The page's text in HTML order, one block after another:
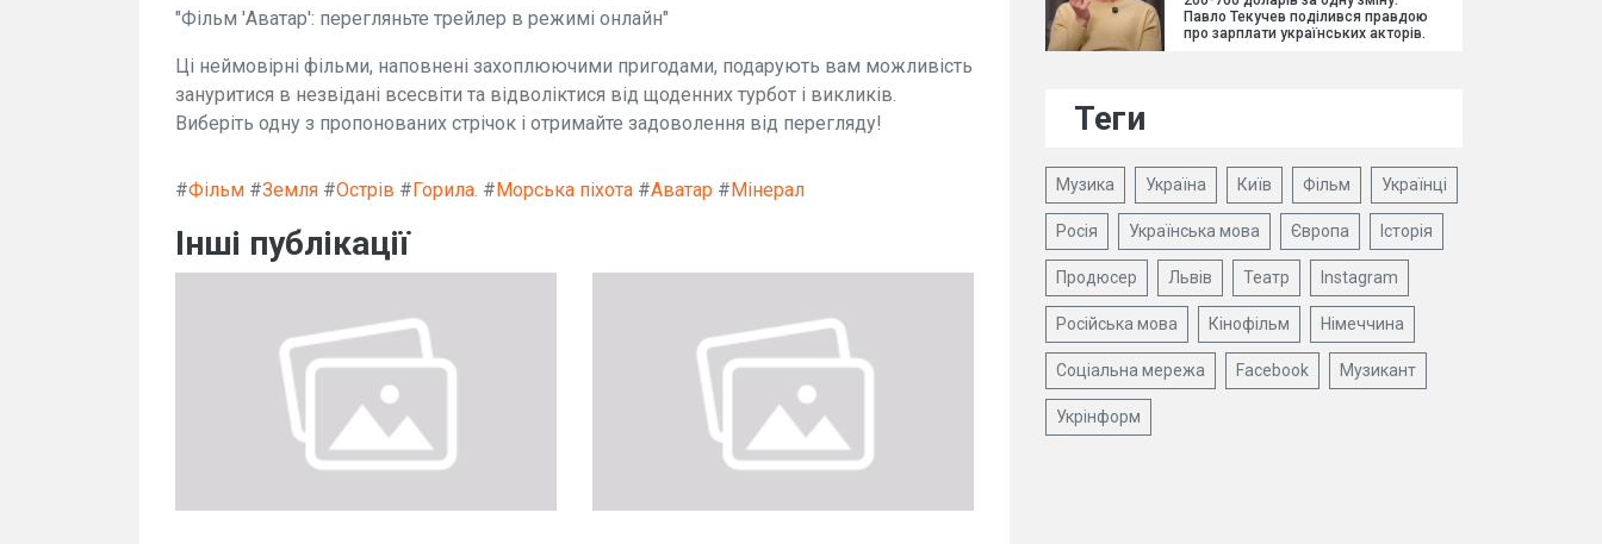
"Фільм 'Аватар': перегляньте трейлер в режимі онлайн"
Ці неймовірні фільми, наповнені захоплюючими пригодами, подарують вам можливість
зануритися в незвідані всесвіти та відволіктися від щоденних турбот і викликів.
Виберіть одну з пропонованих стрічок і отримайте задоволення від перегляду!
#Фільм #Земля #Острів #Горила. #Морська піхота #Аватар #Мінерал
Інші публікації
Павло Текучев поділився правдою
про зарплати українських акторів.
Теги
Музика Україна Київ Фільм Українці
Росія Українська мова Європа Історія
Продюсер Львів Театр Instagram
Російська мова Кінофільм Німеччина
Соціальна мережа Facebook Музикант
Укрінформ